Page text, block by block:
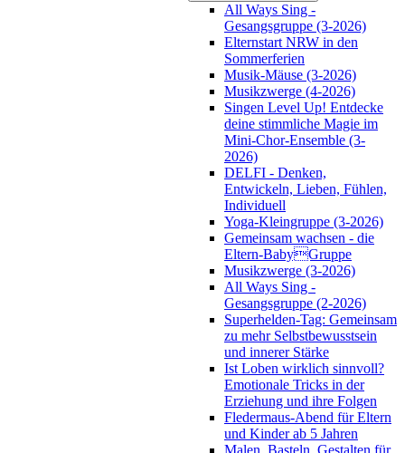
All Ways Sing -
Gesangsgruppe (3-2026)
Elternstart NRW in den
Sommerferien
Musik-Mäuse (3-2026)
Musikzwerge (4-2026)
Singen Level Up! Entdecke
deine stimmliche Magie im
Mini-Chor-Ensemble (3-
2026)
DELFI - Denken,
Entwickeln, Lieben, Fühlen,
Individuell
Yoga-Kleingruppe (3-2026)
Gemeinsam wachsen - die
Eltern-BabyGruppe
Musikzwerge (3-2026)
All Ways Sing -
Gesangsgruppe (2-2026)
Superhelden-Tag: Gemeinsam
zu mehr Selbstbewusstsein
und innerer Stärke
Ist Loben wirklich sinnvoll?
Emotionale Tricks in der
Erziehung und ihre Folgen
Fledermaus-Abend für Eltern
und Kinder ab 5 Jahren
Malen, Basteln, Gestalten für